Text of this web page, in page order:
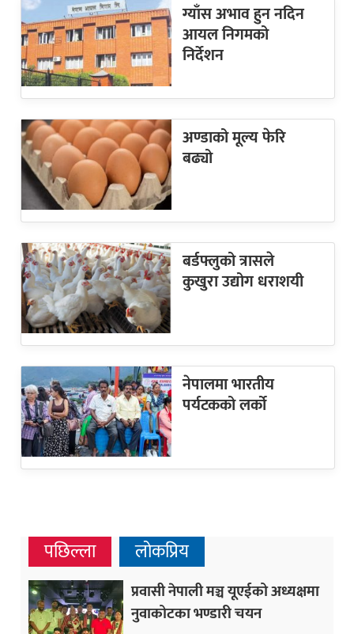
ग्याँस अभाव हुन नदिन
आयल निगमको
निर्देशन
अण्डाको मूल्य फेरि
बढ्यो
बर्डफ्लुको त्रासले
कुखुरा उद्योग धराशयी
नेपालमा भारतीय
पर्यटकको लर्को
पछिल्ला लोकप्रिय
प्रवासी नेपाली मञ्च यूएईको अध्यक्षमा
नुवाकोटका भण्डारी चयन